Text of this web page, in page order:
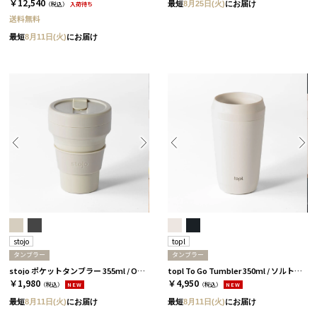
（税込） 入荷待ち
送料無料
最短8月11日(火)にお届け
最短8月25日(火)にお届け
stojo
タンブラー
stojo ポケットタンブラー 355ml / OAT［ストージョ］
￥1,980 （税込） NEW
最短8月11日(火)にお届け
topl
タンブラー
topl To Go Tumbler 350ml / ソルト［トップル］
￥4,950 （税込） NEW
最短8月11日(火)にお届け